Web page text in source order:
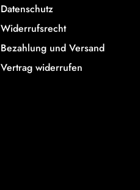
Datenschutz
Widerrufsrecht
Bezahlung und Versand
Vertrag widerrufen